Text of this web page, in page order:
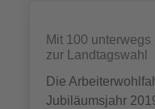
Mit 100
zur Landtagswahl
Die
Jubiläumsjahr